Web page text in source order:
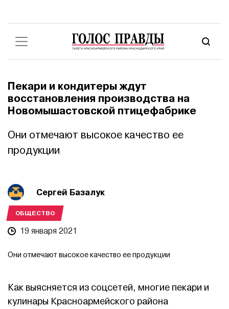
Пекари и кондитеры ждут
восстановления производства на
Новомышастовской птицефабрике
Они отмечают высокое качество ее
продукции
Сергей Базалук
ОБЩЕСТВО
19 января 2021
Они отмечают высокое качество ее продукции
Как выясняется из соцсетей, многие пекари и
кулинары Красноармейского района